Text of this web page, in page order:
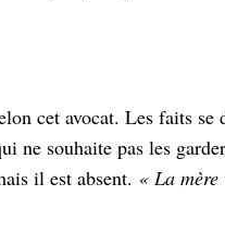
cet avocat. Les faits
ne souhaite pas les
il est absent. « La